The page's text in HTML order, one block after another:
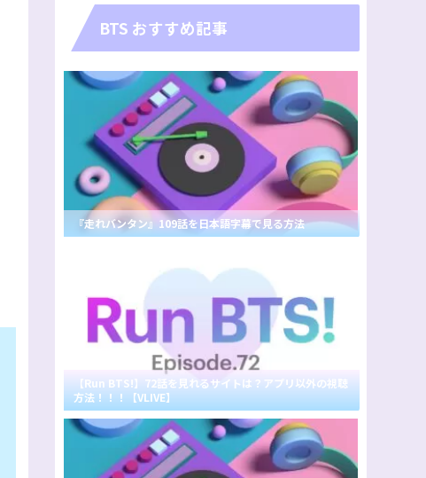
BTS おすすめ記事
『走れバンタン』109話を日本語字幕で見る方法
【Run BTS!】72話を見れるサイトは？アプリ以外の視聴
方法！！！【VLIVE】